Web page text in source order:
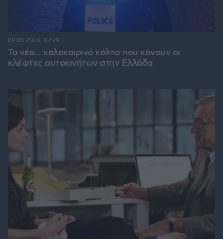
Το νέο... καλοκαιρινό κόλπο που κάνουν οι
κλέφτες αυτοκινήτων στην Ελλάδα
09.08.2026, 07:29